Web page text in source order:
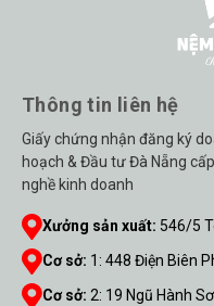
Thông tin liên hệ
Giấy chứng nhận đăng ký
hoạch & Đầu tư Đà Nẵng
nghề kinh doanh
Xưởng sản xuất: 546/5
Cơ sở: 1 : 448 Điện Biên
Cơ sở: 2: 19 Ngũ Hành